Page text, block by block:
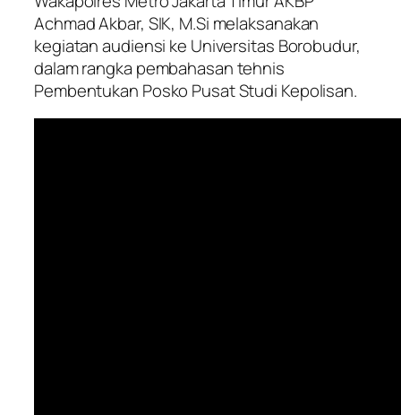
Achmad Akbar, SIK, M.Si melaksanakan
kegiatan audiensi ke Universitas Borobudur,
dalam rangka pembahasan tehnis
Pembentukan Posko Pusat Studi Kepolisan.